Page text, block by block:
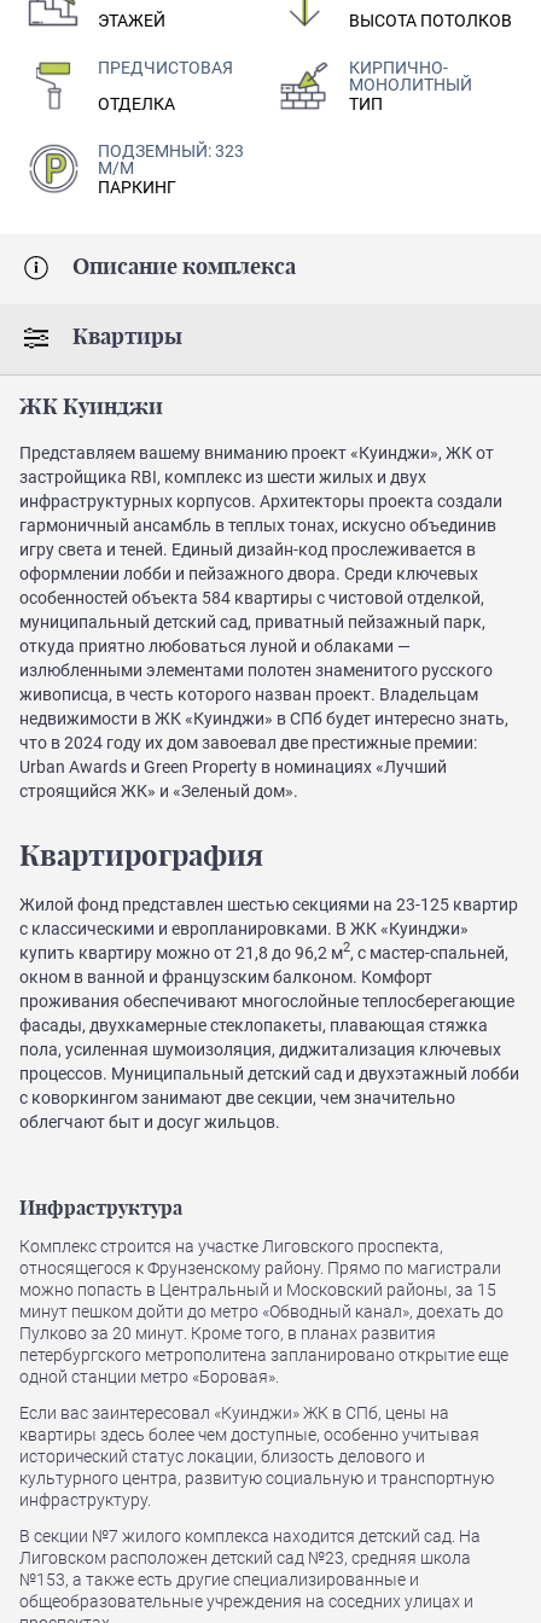
ЭТАЖЕЙ ВЫСОТА ПОТОЛКОВ
ПРЕДЧИСТОВАЯ
ОТДЕЛКА
КИРПИЧНО-
МОНОЛИТНЫЙ
ТИП
ПОДЗЕМНЫЙ: 323
М/М
ПАРКИНГ
Описание комплекса
Квартиры
ЖК Куинджи
Представляем вашему вниманию проект «Куинджи», ЖК от
застройщика RBI, комплекс из шести жилых и двух
инфраструктурных корпусов. Архитекторы проекта создали
гармоничный ансамбль в теплых тонах, искусно объединив
игру света и теней. Единый дизайн-код прослеживается в
оформлении лобби и пейзажного двора. Среди ключевых
особенностей объекта 584 квартиры с чистовой отделкой,
муниципальный детский сад, приватный пейзажный парк,
откуда приятно любоваться луной и облаками —
излюбленными элементами полотен знаменитого русского
живописца, в честь которого назван проект. Владельцам
недвижимости в ЖК «Куинджи» в СПб будет интересно знать,
что в 2024 году их дом завоевал две престижные премии:
Urban Awards и Green Property в номинациях «Лучший
строящийся ЖК» и «Зеленый дом».
Квартирография
Жилой фонд представлен шестью секциями на 23-125 квартир
с классическими и европланировками. В ЖК «Куинджи»
купить квартиру можно от 21,8 до 96,2 м2, с мастер-спальней,
окном в ванной и французским балконом. Комфорт
проживания обеспечивают многослойные теплосберегающие
фасады, двухкамерные стеклопакеты, плавающая стяжка
пола, усиленная шумоизоляция, диджитализация ключевых
процессов. Муниципальный детский сад и двухэтажный лобби
с коворкингом занимают две секции, чем значительно
облегчают быт и досуг жильцов.
Инфраструктура
Комплекс строится на участке Лиговского проспекта,
относящегося к Фрунзенскому району. Прямо по магистрали
можно попасть в Центральный и Московский районы, за 15
минут пешком дойти до метро «Обводный канал», доехать до
Пулково за 20 минут. Кроме того, в планах развития
петербургского метрополитена запланировано открытие еще
одной станции метро «Боровая».
Если вас заинтересовал «Куинджи» ЖК в СПб, цены на
квартиры здесь более чем доступные, особенно учитывая
исторический статус локации, близость делового и
культурного центра, развитую социальную и транспортную
инфраструктуру.
В секции №7 жилого комплекса находится детский сад. На
Лиговском расположен детский сад №23, средняя школа
№153, а также есть другие специализированные и
общеобразовательные учреждения на соседних улицах и